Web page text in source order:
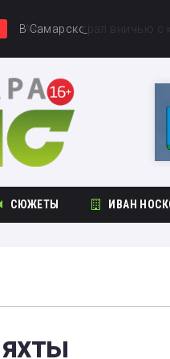
«Акрон» сыграл вничью с
В Самарской области
Первое поражение
СЮЖЕТЫ ИВАН
яхты